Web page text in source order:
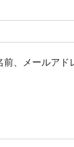
、メールアド